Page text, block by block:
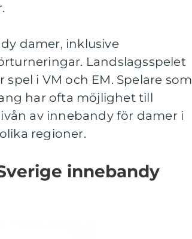
damer, inklusive
Landslagsspelet
i VM och EM. Spelare som
har ofta möjlighet till
av innebandy för damer i
regioner.
innebandy